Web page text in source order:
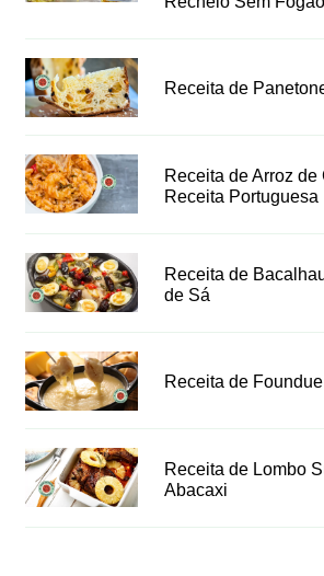
Receita de
Receita de Arroz de
Receita Portuguesa
Receita de
de Sá
Receita de
Receita de Lombo
Abacaxi